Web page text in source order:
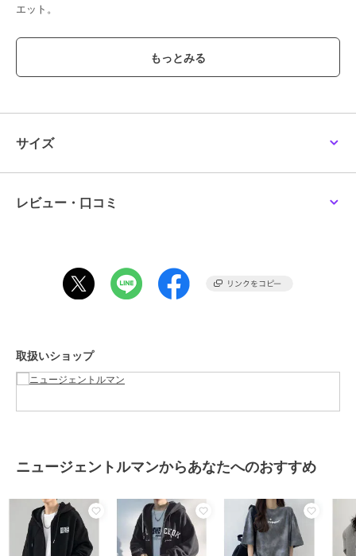
エット。
生地感は薄手で柔らかな肌触りもポイント。
着回ししやすいベーシックなジップアップパーカーは、合わせるアイ
タイルを楽しんではいかがでしょうか。
※サイズ表記の目安
※こちらの商品は海外のメーカーから厳選したセレクト・インポート
アイテムとなります。
※サンプルで撮影の為、仕様が変更になる可能性がございます。予め
春 夏 秋 冬 オールシーズン ユニセックス オーバーサイズ プチプラ
ムコア
【お買い物をお楽しみ頂くちょっとしたポイント！】
■商品のお気に入り登録をすると・・・
サイズ
レビュー・口コミ
取扱いショップ
ニュージェントルマンからあなたへのおすすめ